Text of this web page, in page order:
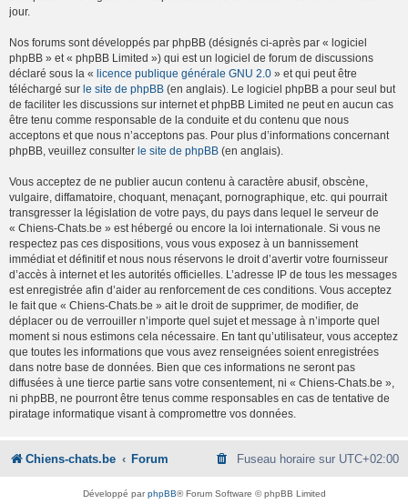
jour.
Nos forums sont développés par phpBB (désignés ci-après par « logiciel
phpBB » et « phpBB Limited ») qui est un logiciel de forum de discussions
déclaré sous la « licence publique générale GNU 2.0 » et qui peut être
téléchargé sur le site de phpBB (en anglais). Le logiciel phpBB a pour seul but
de faciliter les discussions sur internet et phpBB Limited ne peut en aucun cas
être tenu comme responsable de la conduite et du contenu que nous
acceptons et que nous n’acceptons pas. Pour plus d’informations concernant
phpBB, veuillez consulter le site de phpBB (en anglais).
Vous acceptez de ne publier aucun contenu à caractère abusif, obscène,
vulgaire, diffamatoire, choquant, menaçant, pornographique, etc. qui pourrait
transgresser la législation de votre pays, du pays dans lequel le serveur de
« Chiens-Chats.be » est hébergé ou encore la loi internationale. Si vous ne
respectez pas ces dispositions, vous vous exposez à un bannissement
immédiat et définitif et nous nous réservons le droit d’avertir votre fournisseur
d’accès à internet et les autorités officielles. L’adresse IP de tous les messages
est enregistrée afin d’aider au renforcement de ces conditions. Vous acceptez
le fait que « Chiens-Chats.be » ait le droit de supprimer, de modifier, de
déplacer ou de verrouiller n’importe quel sujet et message à n’importe quel
moment si nous estimons cela nécessaire. En tant qu’utilisateur, vous acceptez
que toutes les informations que vous avez renseignées soient enregistrées
dans notre base de données. Bien que ces informations ne seront pas
diffusées à une tierce partie sans votre consentement, ni « Chiens-Chats.be »,
ni phpBB, ne pourront être tenus comme responsables en cas de tentative de
piratage informatique visant à compromettre vos données.
Chiens-chats.be Forum Fuseau horaire sur UTC+02:00
Développé parphpBB® Forum Software © phpBB Limited